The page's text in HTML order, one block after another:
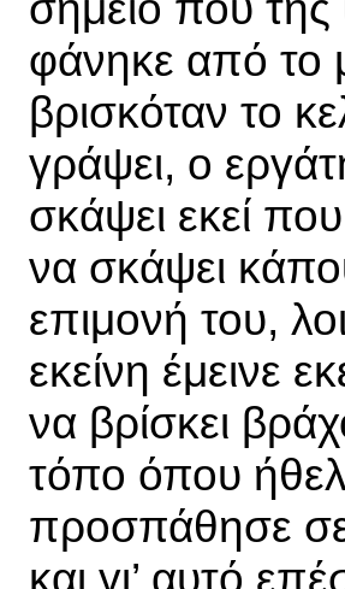
φάνηκε από το
βρισκόταν το
γράψει, ο
σκάψει εκεί
να σκάψει
επιμονή του,
εκείνη έμεινε
να βρίσκει
τόπο όπου
προσπάθησε
και γι’ αυτό